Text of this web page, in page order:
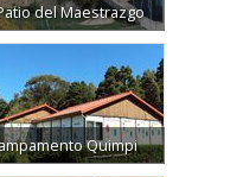
del Maestrazgo
Quimpi